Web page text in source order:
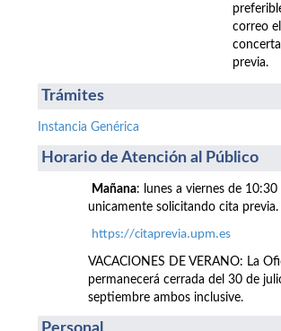
correo
previa.
Trámites
Instancia Genérica
Horario de Atención al Público
Mañana: lunes a viernes de
unicamente solicitando cita previa.
https://citaprevia.upm.es
VACACIONES DE VERANO: La
permanecerá cerrada del 30 de
septiembre ambos inclusive.